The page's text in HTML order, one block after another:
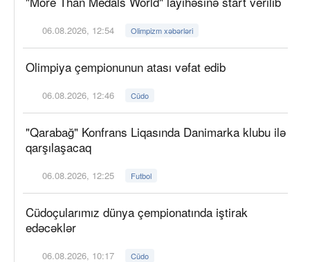
06.08.2026, 12:54 Olimpizm xəbərləri
Olimpiya çempionunun atası vəfat edib
06.08.2026, 12:46 Cüdo
"Qarabağ" Konfrans Liqasında Danimarka klubu ilə
qarşılaşacaq
06.08.2026, 12:25 Futbol
Cüdoçularımız dünya çempionatında iştirak
edəcəklər
06.08.2026, 10:17 Cüdo